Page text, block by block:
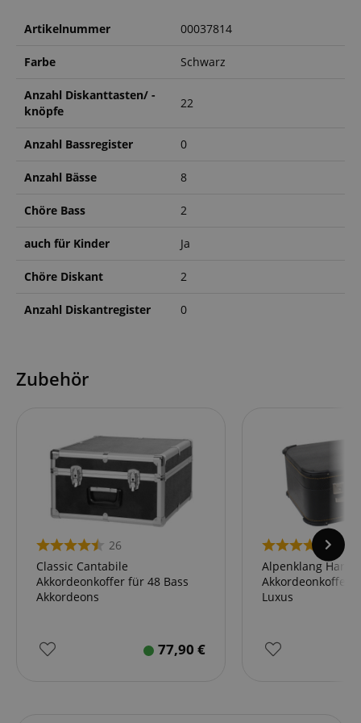
Artikelnummer 00037814
Farbe Schwarz
Anzahl Diskanttasten/ -
knöpfe
22
Anzahl Bassregister 0
Anzahl Bässe 8
Chöre Bass 2
auch für Kinder Ja
Chöre Diskant 2
Anzahl Diskantregister 0
Zubehör
26
Classic Cantabile
Akkordeonkoffer für 48 Bass
Akkordeons
77,90 €
Alpenklang
Akkordeonkoffer
Luxus